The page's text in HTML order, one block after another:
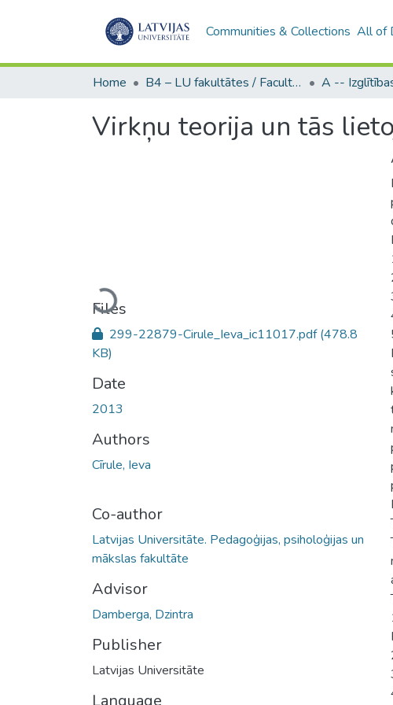
Communities & Collections All of
Home B4 – LU fakultātes / Faculties of the UL
Virkņu teorija un tās
Loading...
Files
299-22879-Cirule_Ieva_ic11017.pdf(478.8
KB)
Date
2013
Authors
Cīrule, Ieva
Co-author
Latvijas Universitāte. Pedagoģijas, psiholoģijas un
mākslas fakultāte
Advisor
Damberga, Dzintra
Publisher
Latvijas Universitāte
Language